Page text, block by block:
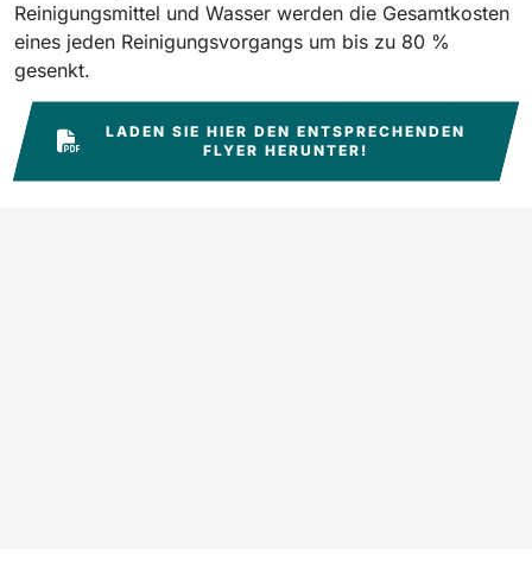
Aufsitz-Scheuersaugmaschinen
Alle anzeigen
E65
650 mm 3900 m²/h
Bull 200
Reinigungsmittel und Wasser werden die Gesamtkosten
eines jeden Reinigungsvorgangs um bis zu 80 %
gesenkt.
LADEN SIE HIER DEN ENTSPRECHENDEN
FLYER HERUNTER!